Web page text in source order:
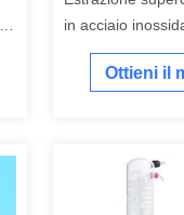
in acciaio
energia elettrica
Ottieni il